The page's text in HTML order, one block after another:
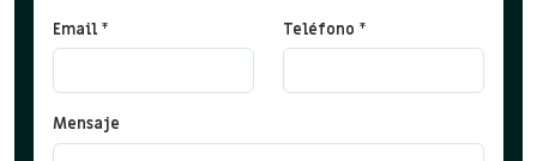
Email * Teléfono *
Mensaje